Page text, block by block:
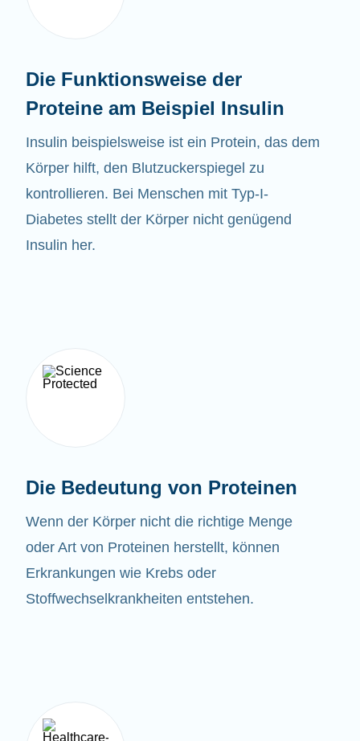
Die Funktionsweise der
Proteine am Beispiel Insulin
Insulin beispielsweise ist ein Protein, das dem
Körper hilft, den Blutzuckerspiegel zu
kontrollieren. Bei Menschen mit Typ-I-
Diabetes stellt der Körper nicht genügend
Insulin her.
Die Bedeutung von Proteinen
Wenn der Körper nicht die richtige Menge
oder Art von Proteinen herstellt, können
Erkrankungen wie Krebs oder
Stoffwechselkrankheiten entstehen.